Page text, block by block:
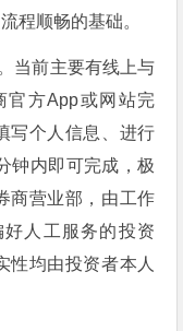
程顺畅的基础。
当前主要有线上与
官方App或网站完
写个人信息、进行
钟内即可完成，极
商营业部，由工作
人工服务的投资
性均由投资者本人